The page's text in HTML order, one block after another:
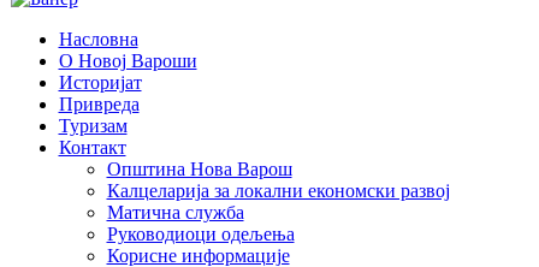
Насловна
О Новој Вароши
Историјат
Привреда
Туризам
Контакт
Општина Нова Варош
Калцеларија за локални економски развој
Матична служба
Руководиоци одељења
Корисне информације